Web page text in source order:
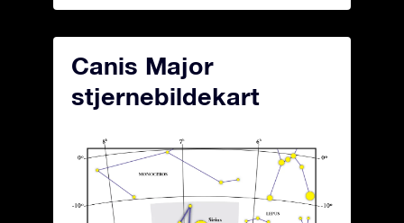
Canis Major
stjernebildekart